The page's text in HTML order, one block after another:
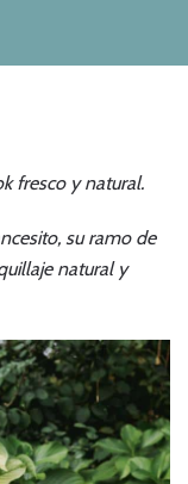
fresco y natural.
su ramo de
natural y